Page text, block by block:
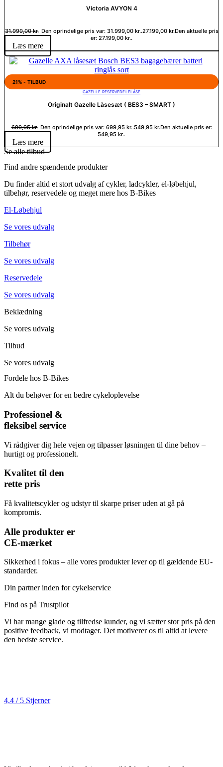
Victoria AVYON 4
31.999,00kr. Den oprindelige pris var: 31.999,00 kr..27.199,00 kr.Den aktuelle pris
er: 27.199,00 kr..
Læs mere
21% - TILBUD
GAZELLE RESERVEDELELÅSE
Originalt Gazelle Låsesæt ( BES3 – SMART )
699,95kr. Den oprindelige pris var: 699,95 kr..549,95 kr.Den aktuelle pris er:
549,95 kr..
Læs mere
Se alle tilbud
Find andre spændende produkter
Du finder altid et stort udvalg af cykler, ladcykler, el-løbehjul,
tilbehør, reservedele og meget mere hos B-Bikes
El-Løbehjul
Se vores udvalg
Tilbehør
Se vores udvalg
Reservedele
Se vores udvalg
Beklædning
Se vores udvalg
Tilbud
Se vores udvalg
Fordele hos B-Bikes
Alt du behøver for en bedre cykeloplevelse
Professionel &
fleksibel service
Vi rådgiver dig hele vejen og tilpasser løsningen til dine behov –
hurtigt og professionelt.
Kvalitet til den
rette pris
Få kvalitetscykler og udstyr til skarpe priser uden at gå på
kompromis.
Alle produkter er
CE-mærket
Sikkerhed i fokus – alle vores produkter lever op til gældende EU-
standarder.
Din partner inden for cykelservice
Find os på Trustpilot
Vi har mange glade og tilfredse kunder, og vi sætter stor pris på den
positive feedback, vi modtager. Det motiverer os til altid at levere
den bedste service.
4,4 / 5 Stjerner